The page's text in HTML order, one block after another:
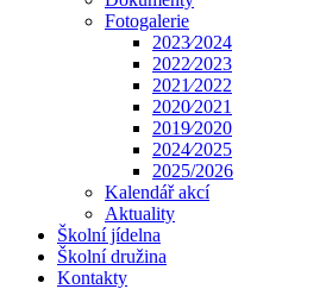
Fotogalerie
2023⁄2024
2022⁄2023
2021⁄2022
2020⁄2021
2019⁄2020
2024⁄2025
2025/2026
Kalendář akcí
Aktuality
Školní jídelna
Školní družina
Kontakty